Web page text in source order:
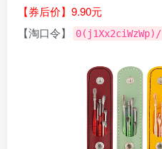
【券后价】9.90元
【淘口令】
0(j1Xx2ciWzWp)/